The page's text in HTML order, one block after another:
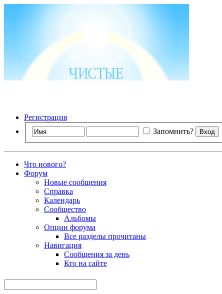
Регистрация
Запомнить?
Что нового?
Форум
Новые сообщения
Справка
Календарь
Сообщество
Альбомы
Опции форума
Все разделы прочитаны
Навигация
Сообщения за день
Кто на сайте